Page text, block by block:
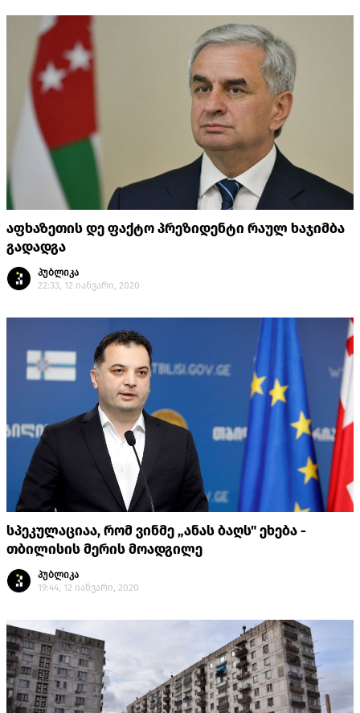
აფხაზეთის დე ფაქტო პრეზიდენტი რაულ ხაჯიმბა
გადადგა
პუბლიკა
22:33, 12 იანვარი, 2020
სპეკულაციაა, რომ ვინმე „ანას ბაღს" ეხება -
თბილისის მერის მოადგილე
პუბლიკა
19:44, 12 იანვარი, 2020